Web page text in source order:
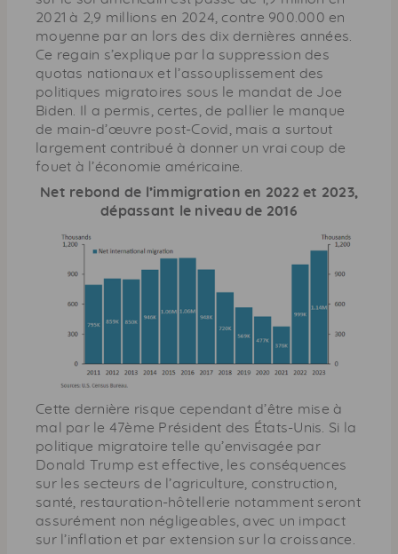
2021 à 2,9 millions en 2024, contre 900.000 en
moyenne par an lors des dix dernières années.
Ce regain s’explique par la suppression des
quotas nationaux et l’assouplissement des
politiques migratoires sous le mandat de Joe
Biden. Il a permis, certes, de pallier le manque
de main-d’œuvre post-Covid, mais a surtout
largement contribué à donner un vrai coup de
fouet à l’économie américaine.
Net rebond de l’immigration en 2022 et 2023,
dépassant le niveau de 2016
Cette dernière risque cependant d’être mise à
mal par le 47ème Président des États-Unis. Si la
politique migratoire telle qu’envisagée par
Donald Trump est effective, les conséquences
sur les secteurs de l’agriculture, construction,
santé, restauration-hôtellerie notamment seront
assurément non négligeables, avec un impact
sur l’inflation et par extension sur la croissance.